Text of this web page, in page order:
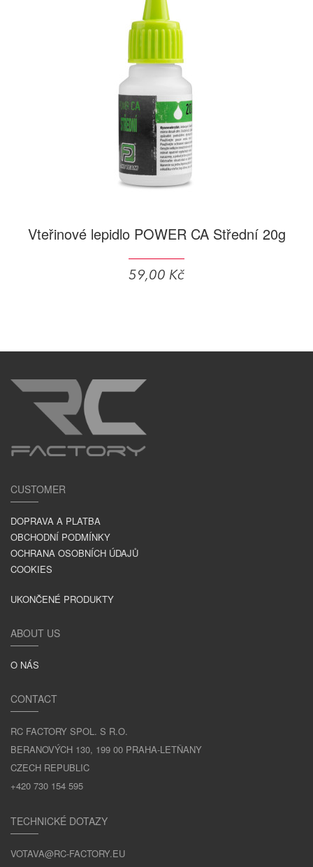
Vteřinové lepidlo POWER CA Střední 20g
59,00 Kč
CUSTOMER
DOPRAVA A PLATBA
OBCHODNÍ PODMÍNKY
OCHRANA OSOBNÍCH ÚDAJŮ
COOKIES
UKONČENÉ PRODUKTY
ABOUT US
O NÁS
CONTACT
RC FACTORY SPOL. S R.O.
BERANOVÝCH 130, 199 00 PRAHA-LETŇANY
CZECH REPUBLIC
+420 730 154 595
TECHNICKÉ DOTAZY
VOTAVA@RC-FACTORY.EU